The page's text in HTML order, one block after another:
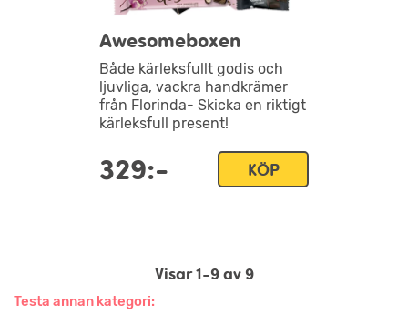
Awesomeboxen
Både kärleksfullt godis och
ljuvliga, vackra handkrämer
från Florinda- Skicka en riktigt
kärleksfull present!
329:- KÖP
Visar 1-9 av 9
Testa annan kategori: